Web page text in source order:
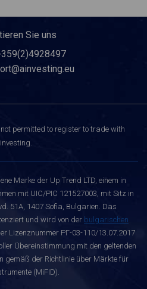
Sie uns
permitted to register to trade with
Marke der Up Trend LTD, einem in
mit UIC/PIC 121527003, mit Sitz in
51A, 1407 Sofia, Bulgarien. Das
und wird von der bulgarischen
Lizenznummer РГ-03-110/13.07.2017
Übereinstimmung mit den geltenden
gemäß der Richtlinie über Märkte für
(MiFID).